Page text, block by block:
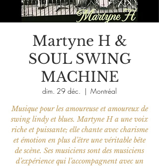
Martyne H &
SOUL SWING
MACHINE
dim. 29 déc.
  |
Montréal
Musique pour les amoureuse et amoureux de
swing lindy et blues. Martyne H a une voix
riche et puissante; elle chante avec charisme
et émotion en plus d’être une véritable bête
de scène. Ses musiciens sont des musiciens
d’expérience qui l’accompagnent avec un